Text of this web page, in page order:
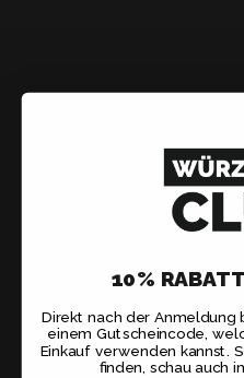
10%
Direkt nach der Anmeldung
einem Gutscheincode,
Einkauf verwenden kannst.
finden, schau auch